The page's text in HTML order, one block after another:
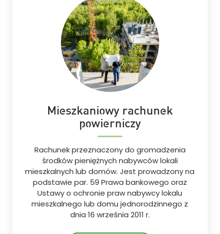
Mieszkaniowy rachunek
powierniczy
Rachunek przeznaczony do gromadzenia
środków pieniężnych nabywców lokali
mieszkalnych lub domów. Jest prowadzony na
podstawie par. 59 Prawa bankowego oraz
Ustawy o ochronie praw nabywcy lokalu
mieszkalnego lub domu jednorodzinnego z
dnia 16 września 2011 r.